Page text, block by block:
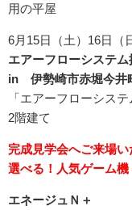
用の平屋
6月15日（土）16日（
エアーフローシステム
in 伊勢崎市赤堀今井
「エアーフローシス
2階建て
完成見学会へご来場
選べる！人気ゲーム
エネージュＮ＋